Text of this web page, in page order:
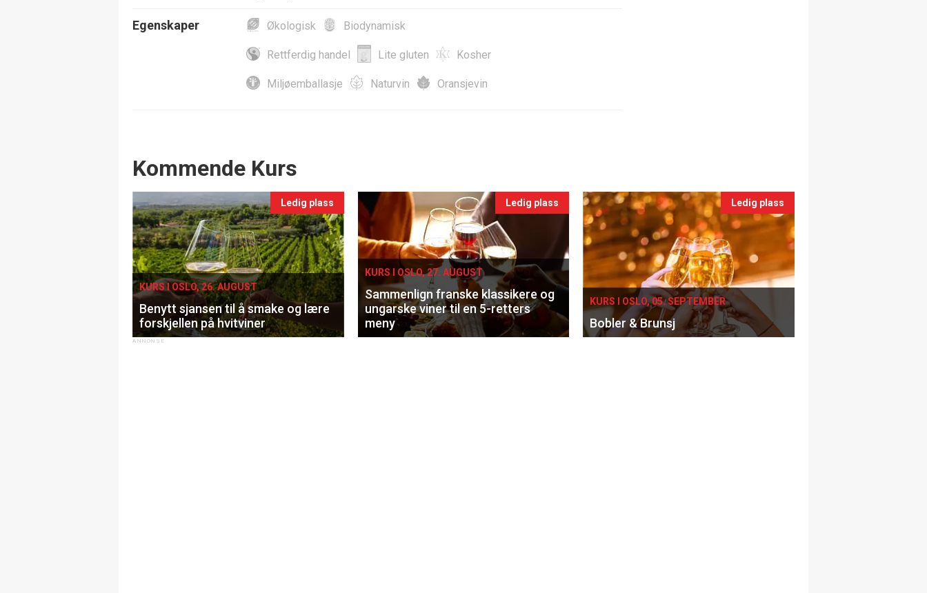
Egenskaper Økologisk Biodynamisk
Rettferdig handel Lite gluten Kosher
Miljøemballasje Naturvin Oransjevin
Events
Kommende Kurs
Ledig plass
KURS I OSLO, 26. AUGUST
Benytt sjansen til å smake og lære
forskjellen på hvitviner
Ledig plass
KURS I OSLO, 27. AUGUST
Sammenlign franske klassikere og
ungarske viner til en 5-retters
meny
Ledig plass
KURS I OSLO, 05. SEPTEMBER
Bobler & Brunsj